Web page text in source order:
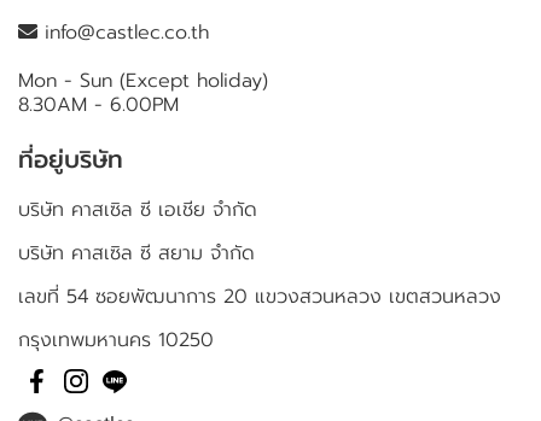
info@castlec.co.th
Mon - Sun (Except holiday)
8.30AM - 6.00PM
ที่อยู่บริษัท
บริษัท คาสเซิล ซี เอเชีย จำกัด
บริษัท คาสเซิล ซี สยาม จำกัด
เลขที่ 54 ซอยพัฒนาการ 20 แขวงสวนหลวง เขตสวนหลวง
กรุงเทพมหานคร 10250